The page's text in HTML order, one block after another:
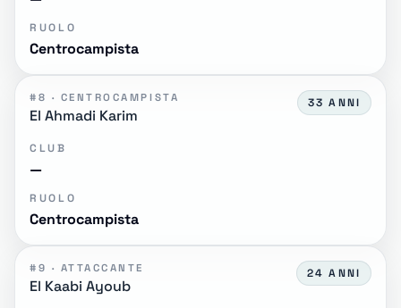
RUOLO
Centrocampista
#8 · CENTROCAMPISTA
El Ahmadi Karim
33 ANNI
CLUB
—
RUOLO
Centrocampista
#9 · ATTACCANTE
El Kaabi Ayoub
24 ANNI